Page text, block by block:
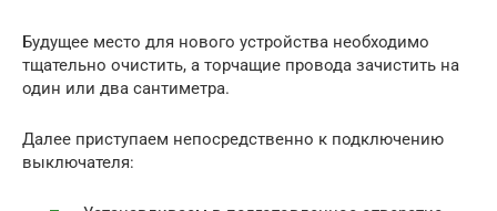
Будущее место для нового устройства необходимо
тщательно очистить, а торчащие провода зачистить на
один или два сантиметра.
Далее приступаем непосредственно к подключению
выключателя: